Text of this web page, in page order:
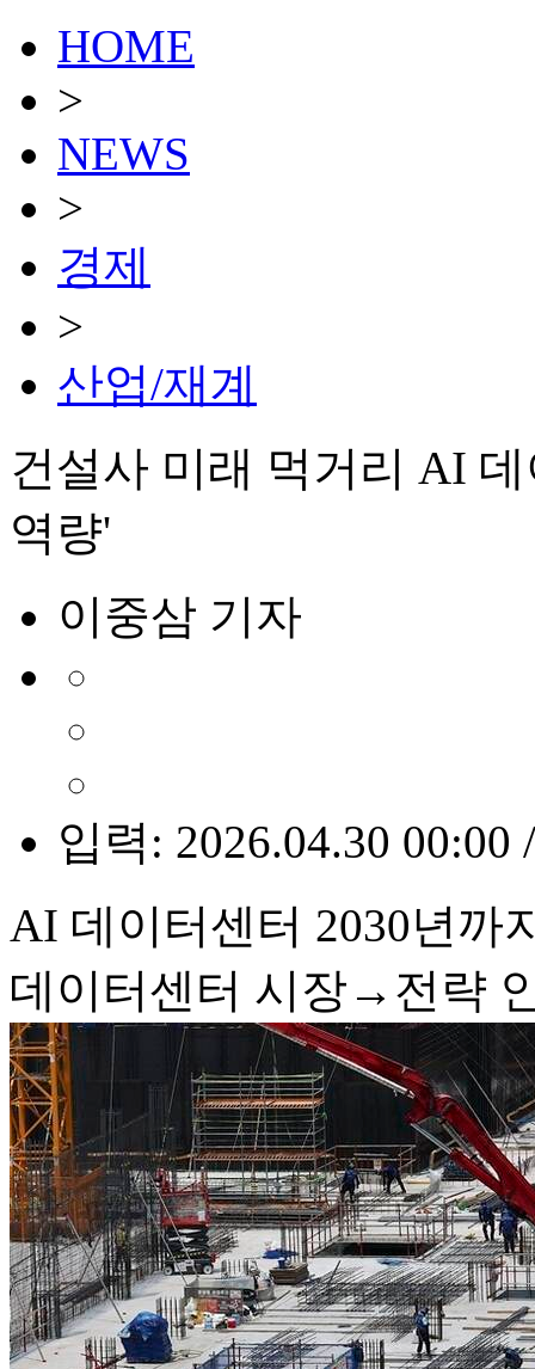
HOME
>
NEWS
>
경제
>
산업/재계
건설사 미래 먹거리 AI
역량'
이중삼 기자
입력: 2026.04.30 00:00
AI 데이터센터 2030년까
데이터센터 시장→전략